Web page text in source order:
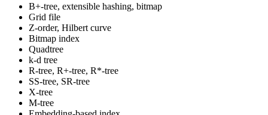
B+-tree, extensible hashing, bitmap
Grid file
Z-order, Hilbert curve
Bitmap index
Quadtree
k-d tree
R-tree, R+-tree, R*-tree
SS-tree, SR-tree
X-tree
M-tree